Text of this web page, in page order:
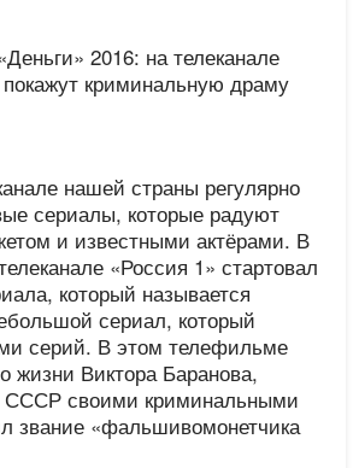
нашей страны регулярно
сериалы, которые радуют
и известными актёрами. В
«Россия 1» стартовал
который называется
сериал, который
серий. В этом телефильме
жизни Виктора Баранова,
СССР своими криминальными
звание «фальшивомонетчика